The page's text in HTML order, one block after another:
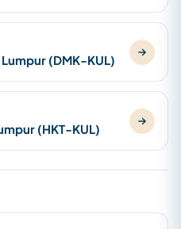
(DMK-KUL)
(HKT-KUL)